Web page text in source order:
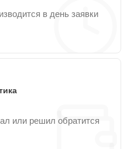
в день заявки
или решил обратится